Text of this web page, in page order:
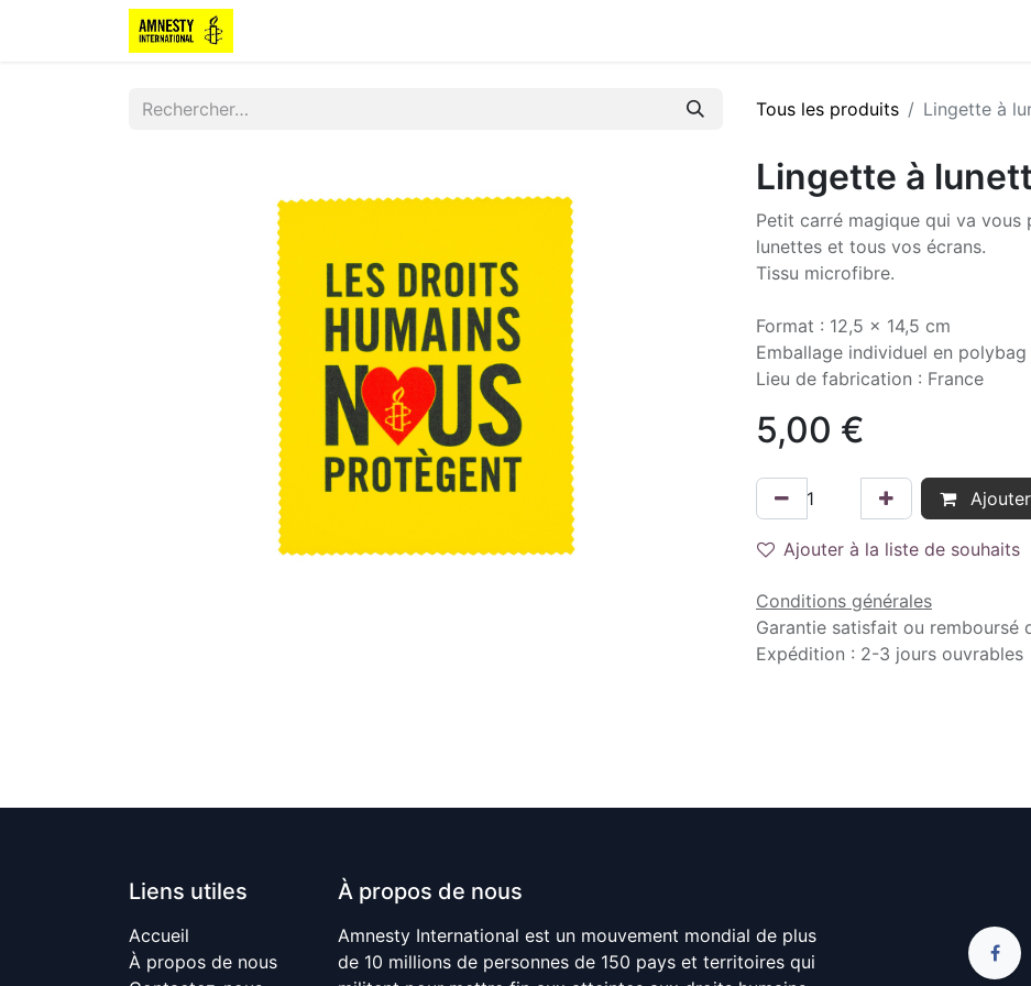
Tous les produits Lingette à
Lingette à
Petit carré magique qui va
lunettes et tous vos écrans.
Tissu microfibre.
Format : 12,5 x 14,5 cm
Emballage individuel en polybag
Lieu de fabrication : France
5,00 €
Ajouter à la liste de souhaits
Conditions générales
Garantie satisfait ou remboursé
Expédition : 2-3 jours ouvrables
Liens utiles
Accueil
À propos de nous
À propos de nous
Amnesty International est un mouvement mondial de plus
de 10 millions de personnes de 150 pays et territoires qui